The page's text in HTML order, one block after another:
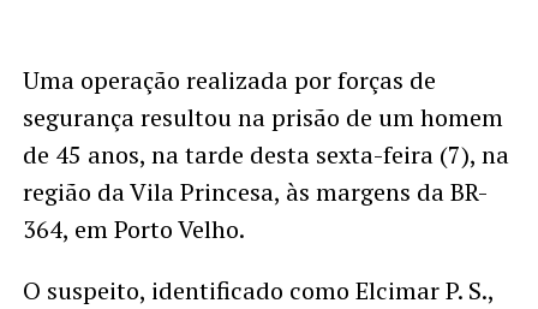
Uma operação realizada por forças de
segurança resultou na prisão de um homem
de 45 anos, na tarde desta sexta-feira (7), na
região da Vila Princesa, às margens da BR-
364, em Porto Velho.
O suspeito, identificado como Elcimar P. S.,